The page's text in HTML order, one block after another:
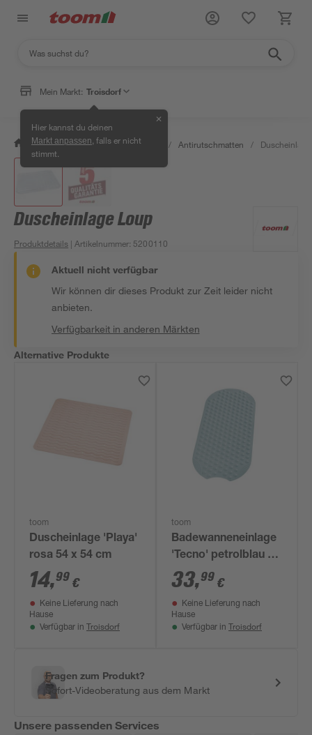
Mein Markt: Troisdorf
Hier kannst du deinen
Markt anpassen , falls er nicht
stimmt.
✕
/ Bad & Sanitär / Badsicherheit / Antirutschmatten /
Duscheinlage Loup
Produktdetails | Artikelnummer: 5200110
Aktuell nicht verfügbar
Wir können dir dieses Produkt zur Zeit leider nicht
anbieten.
Verfügbarkeit in anderen Märkten
Alternative Produkte
toom
Duscheinlage 'Playa'
rosa 54 x 54 cm
14,99 €
Keine Lieferung nach
Hause
Verfügbar in Troisdorf
toom
Badewanneneinlage
'Tecno' petrolblau 38
x 89 cm
33,99 €
Keine Lieferung nach
Hause
Verfügbar in Troisdorf
Fragen zum Produkt?
Sofort-Videoberatung aus dem Markt
Unsere passenden Services